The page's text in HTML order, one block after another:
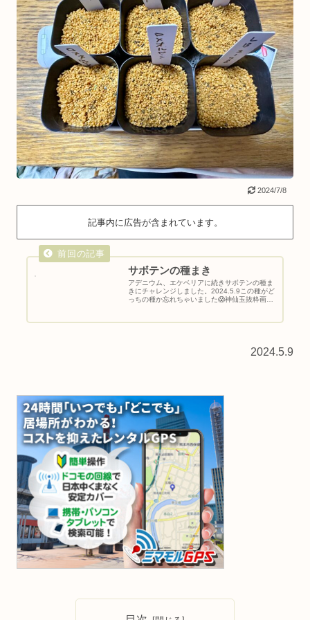
2024/7/8
記事内に広告が含まれています。
サボテンの種まき
アデニウム、エケベリアに続きサボテンの種ま
きにチャレンジしました。2024.5.9この種がど
っちの種か忘れちゃいました😱神仙玉抜粋画像
2024.5.9